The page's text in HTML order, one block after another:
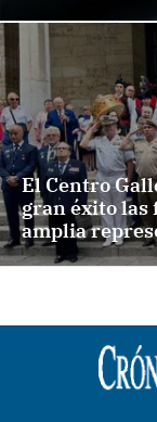
El Centro
gran éxito las
amplia